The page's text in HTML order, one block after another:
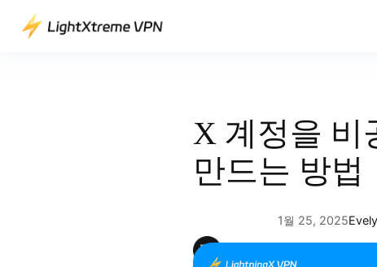
X 계정을 비
만드는 방법
1월 25, 2025